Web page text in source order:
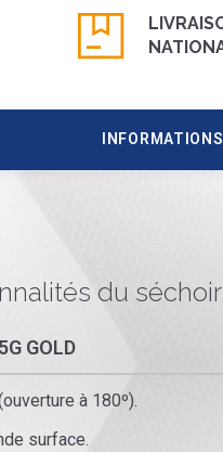
du séchoir
GOLD
à 180º).
surface.